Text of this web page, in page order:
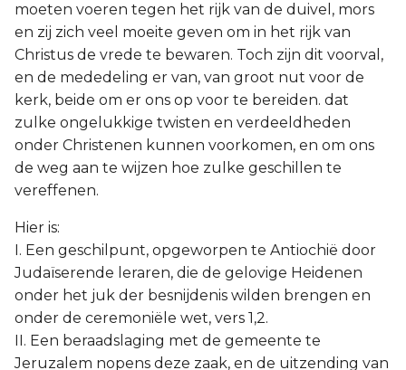
moeten voeren tegen het rijk van de duivel, mors
en zij zich veel moeite geven om in het rijk van
Christus de vrede te bewaren. Toch zijn dit voorval,
en de mededeling er van, van groot nut voor de
kerk, beide om er ons op voor te bereiden. dat
zulke ongelukkige twisten en verdeeldheden
onder Christenen kunnen voorkomen, en om ons
de weg aan te wijzen hoe zulke geschillen te
vereffenen.
Hier is:
I. Een geschilpunt, opgeworpen te Antiochië door
Judaïserende leraren, die de gelovige Heidenen
onder het juk der besnijdenis wilden brengen en
onder de ceremoniële wet, vers 1,2.
II. Een beraadslaging met de gemeente te
Jeruzalem nopens deze zaak, en de uitzending van